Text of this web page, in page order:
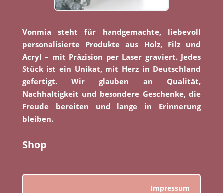
Vonmia steht für handgemachte, liebevoll
personalisierte Produkte aus Holz, Filz und
Acryl – mit Präzision per Laser graviert. Jedes
Stück ist ein Unikat, mit Herz in Deutschland
gefertigt. Wir glauben an Qualität,
Nachhaltigkeit und besondere Geschenke, die
Freude bereiten und lange in Erinnerung
bleiben.
Shop
Impressum